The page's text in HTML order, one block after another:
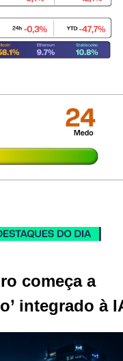
começa a
integrado à